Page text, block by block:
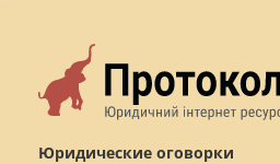
Юридические оговорки